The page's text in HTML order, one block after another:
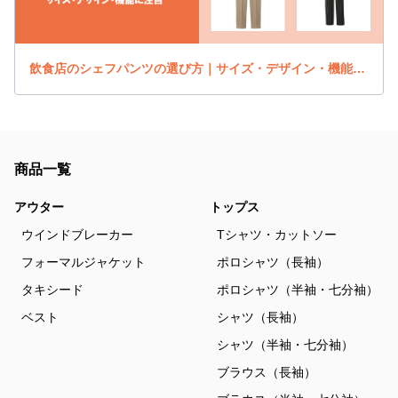
飲食店のシェフパンツの選び方｜サイズ・デザイン・機能に注目
商品一覧
アウター
ウインドブレーカー
フォーマルジャケット
タキシード
ベスト
トップス
Tシャツ・カットソー
ポロシャツ（長袖）
ポロシャツ（半袖・七分袖）
シャツ（長袖）
シャツ（半袖・七分袖）
ブラウス（長袖）